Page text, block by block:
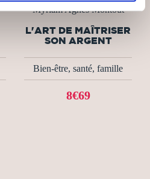
Myriam Agnes Montout
L'ART DE MAÎTRISER
SON ARGENT
Bien-être, santé, famille
8€69